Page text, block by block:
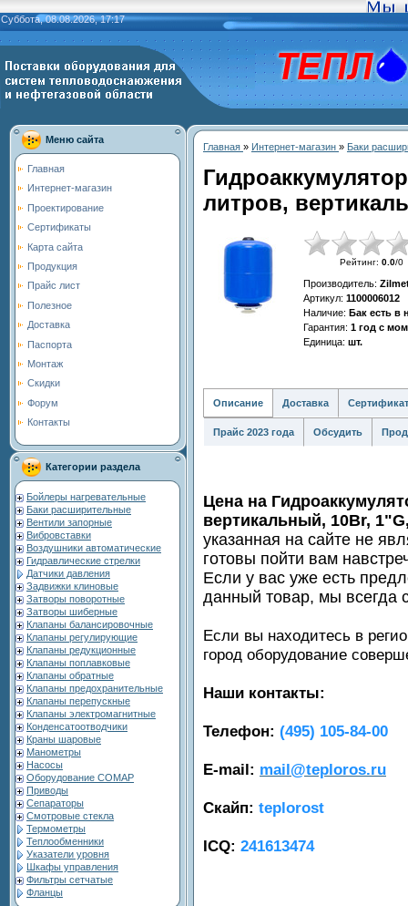
Суббота, 08.08.2026, 17:17
Меню сайта
Главная
Интернет-магазин
Проектирование
Сертификаты
Карта сайта
Продукция
Прайс лист
Полезное
Доставка
Паспорта
Монтаж
Скидки
Форум
Контакты
Категории раздела
Бойлеры нагревательные
Баки расширительные
Вентили запорные
Вибровставки
Воздушники автоматические
Гидравлические стрелки
Датчики давления
Задвижки клиновые
Затворы поворотные
Затворы шиберные
Клапаны балансировочные
Клапаны регулирующие
Клапаны редукционные
Клапаны поплавковые
Клапаны обратные
Клапаны предохранительные
Клапаны перепускные
Клапаны электромагнитные
Конденсатоотводчики
Краны шаровые
Манометры
Насосы
Оборудование COMAP
Приводы
Сепараторы
Смотровые стекла
Термометры
Теплообменники
Указатели уровня
Шкафы управления
Фильтры сетчатые
Фланцы
Главная » Интернет-магазин » Баки
литров,
Рейтинг: 0.0/0
Производитель:
Артикул: 1100006012
Наличие: Бак есть в
Гарантия: 1 год с
Единица: шт.
Описание Доставка Сертификат
Прайс 2023 года Обсудить
Цена на
вертикальный, 10Br,
указанная на сайте не
готовы пойти вам
Если у вас уже есть
данный товар, мы всегда
Если вы находитесь в
город оборудование
Наши контакты:
Телефон: (495) 105-84-00
E-mail: mail@teploros.ru
Скайп: teplorost
ICQ: 241613474